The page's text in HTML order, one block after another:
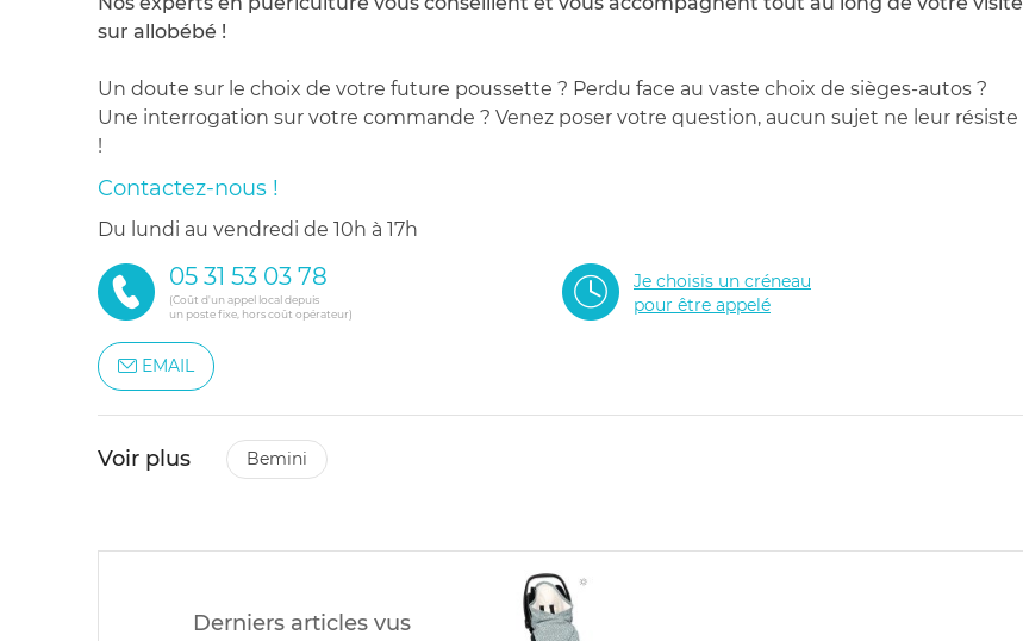
sur allobébé !
Un doute sur le choix de votre future poussette ? Perdu face au vaste choix de sièges-autos ?
Une interrogation sur votre commande ? Venez poser votre question, aucun sujet ne leur résiste
!
Contactez-nous !
du lundi au vendredi de 10h à 17h
05 31 53 03 78
(Coût d'un appel local depuis
un poste fixe, hors coût opérateur)
Je choisis un créneau
pour être appelé
EMAIL
Voir plus bemini
Derniers articles vus